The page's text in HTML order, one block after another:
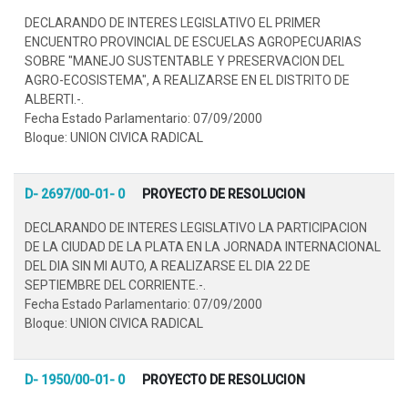
DECLARANDO DE INTERES LEGISLATIVO EL PRIMER
ENCUENTRO PROVINCIAL DE ESCUELAS AGROPECUARIAS
SOBRE "MANEJO SUSTENTABLE Y PRESERVACION DEL
AGRO-ECOSISTEMA", A REALIZARSE EN EL DISTRITO DE
ALBERTI.-.
Fecha Estado Parlamentario: 07/09/2000
Bloque: UNION CIVICA RADICAL
D- 2697/00-01- 0 PROYECTO DE RESOLUCION
DECLARANDO DE INTERES LEGISLATIVO LA PARTICIPACION
DE LA CIUDAD DE LA PLATA EN LA JORNADA INTERNACIONAL
DEL DIA SIN MI AUTO, A REALIZARSE EL DIA 22 DE
SEPTIEMBRE DEL CORRIENTE.-.
Fecha Estado Parlamentario: 07/09/2000
Bloque: UNION CIVICA RADICAL
D- 1950/00-01- 0 PROYECTO DE RESOLUCION